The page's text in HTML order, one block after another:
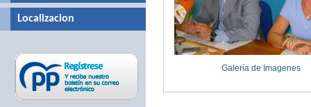
Galería de Imagenes
Localizacion